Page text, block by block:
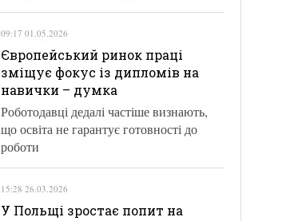
09:17 01.05.2026
Європейський ринок праці
зміщує фокус із дипломів на
навички – думка
Роботодавці дедалі частіше визнають,
що освіта не гарантує готовності до
роботи
15:28 26.03.2026
У Польщі зростає попит на